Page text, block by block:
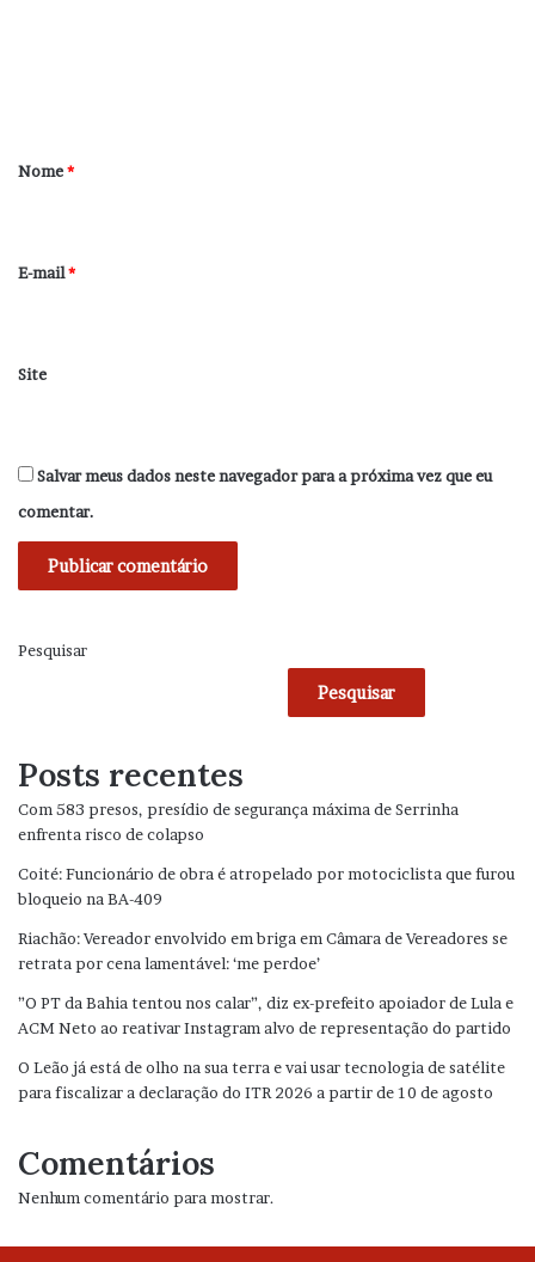
r
*
Nome*
E-mail*
Site
Salvar meus dados neste navegador para a próxima vez que eu
comentar.
Pesquisar
Pesquisar
Posts recentes
Com 583 presos, presídio de segurança máxima de Serrinha
enfrenta risco de colapso
Coité: Funcionário de obra é atropelado por motociclista que furou
bloqueio na BA-409
Riachão: Vereador envolvido em briga em Câmara de Vereadores se
retrata por cena lamentável: ‘me perdoe’
”O PT da Bahia tentou nos calar”, diz ex-prefeito apoiador de Lula e
ACM Neto ao reativar Instagram alvo de representação do partido
O Leão já está de olho na sua terra e vai usar tecnologia de satélite
para fiscalizar a declaração do ITR 2026 a partir de 10 de agosto
Comentários
Nenhum comentário para mostrar.